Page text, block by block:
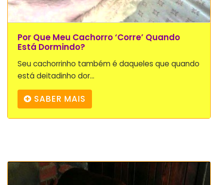
Por Que Meu Cachorro ‘corre’ Quando
Está Dormindo?
Seu cachorrinho também é daqueles que quando
está deitadinho dor...
SABER MAIS